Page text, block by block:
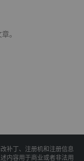
。
补丁、注册机和注册信息
内容用于商业或者非法用